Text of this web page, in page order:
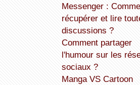
Messenger : Comment
récupérer et lire
discussions ?
Comment partager
l'humour sur les
sociaux ?
Manga VS Cartoon